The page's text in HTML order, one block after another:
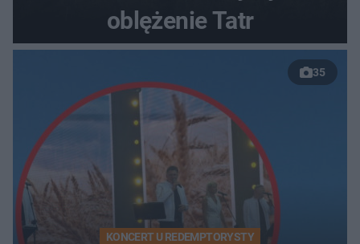
oblężenie Tatr
35
KONCERT U REDEMPTORYSTY